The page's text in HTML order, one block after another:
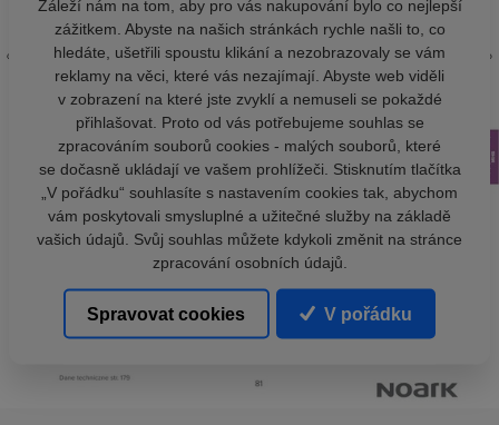
Záleží nám na tom, aby pro vás nakupování bylo co nejlepší
zážitkem. Abyste na našich stránkách rychle našli to, co
hledáte, ušetřili spoustu klikání a nezobrazovaly se vám
reklamy na věci, které vás nezajímají. Abyste web viděli
v zobrazení na které jste zvyklí a nemuseli se pokaždé
přihlašovat. Proto od vás potřebujeme souhlas se
zpracováním souborů cookies - malých souborů, které
se dočasně ukládají ve vašem prohlížeči. Stisknutím tlačítka
„V pořádku“ souhlasíte s nastavením cookies tak, abychom
vám poskytovali smysluplné a užitečné služby na základě
vašich údajů. Svůj souhlas můžete kdykoli změnit na stránce
zpracování osobních údajů.
Spravovat cookies V pořádku